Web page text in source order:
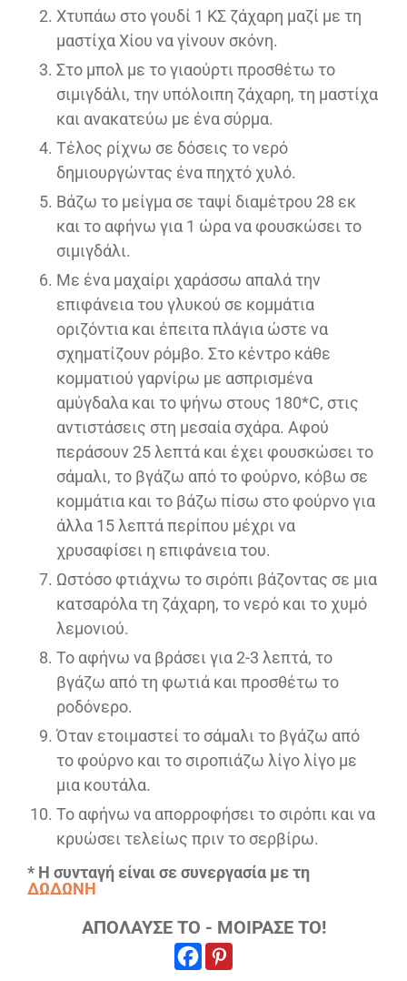
Χτυπάω στο γουδί 1 ΚΣ ζάχαρη μαζί με τη
μαστίχα Χίου να γίνουν σκόνη.
Στο μπολ με το γιαούρτι προσθέτω το
σιμιγδάλι, την υπόλοιπη ζάχαρη, τη μαστίχα
και ανακατεύω με ένα σύρμα.
Τέλος ρίχνω σε δόσεις το νερό
δημιουργώντας ένα πηχτό χυλό.
Βάζω το μείγμα σε ταψί διαμέτρου 28 εκ
και το αφήνω για 1 ώρα να φουσκώσει το
σιμιγδάλι.
Με ένα μαχαίρι χαράσσω απαλά την
επιφάνεια του γλυκού σε κομμάτια
οριζόντια και έπειτα πλάγια ώστε να
σχηματίζουν ρόμβο. Στο κέντρο κάθε
κομματιού γαρνίρω με ασπρισμένα
αμύγδαλα και το ψήνω στους 180*C, στις
αντιστάσεις στη μεσαία σχάρα. Αφού
περάσουν 25 λεπτά και έχει φουσκώσει το
σάμαλι, το βγάζω από το φούρνο, κόβω σε
κομμάτια και το βάζω πίσω στο φούρνο για
άλλα 15 λεπτά περίπου μέχρι να
χρυσαφίσει η επιφάνεια του.
Ωστόσο φτιάχνω το σιρόπι βάζοντας σε μια
κατσαρόλα τη ζάχαρη, το νερό και το χυμό
λεμονιού.
Το αφήνω να βράσει για 2-3 λεπτά, το
βγάζω από τη φωτιά και προσθέτω το
ροδόνερο.
Όταν ετοιμαστεί το σάμαλι το βγάζω από
το φούρνο και το σιροπιάζω λίγο λίγο με
μια κουτάλα.
Το αφήνω να απορροφήσει το σιρόπι και να
κρυώσει τελείως πριν το σερβίρω.
* Η συνταγή είναι σε συνεργασία με τη
ΔΩΔΩΝΗ
ΑΠΟΛΑΥΣΕ ΤΟ - ΜΟΙΡΑΣΕ ΤΟ!